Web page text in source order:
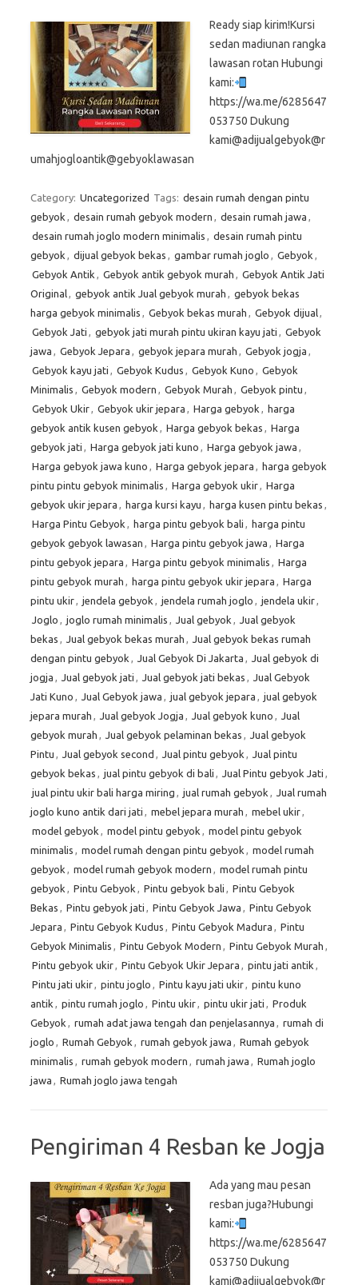
Ready siap kirim!Kursi
sedan madiunan rangka
lawasan rotan Hubungi
kami:
https://wa.me/6285647
053750 Dukung
kami@adijualgebyok@r
umahjogloantik@gebyoklawasan
Category: Uncategorized Tags: desain rumah dengan pintu
gebyok , desain rumah gebyok modern , desain rumah jawa ,
desain rumah joglo modern minimalis , desain rumah pintu
gebyok , dijual gebyok bekas , gambar rumah joglo , Gebyok ,
Gebyok Antik , Gebyok antik gebyok murah , Gebyok Antik Jati
Original, gebyok antik Jual gebyok murah , gebyok bekas
harga gebyok minimalis , Gebyok bekas murah , Gebyok dijual,
Gebyok Jati , gebyok jati murah pintu ukiran kayu jati , Gebyok
jawa , Gebyok Jepara , gebyok jepara murah , Gebyok jogja ,
Gebyok kayu jati , Gebyok Kudus , Gebyok Kuno , Gebyok
Minimalis , Gebyok modern , Gebyok Murah , Gebyok pintu ,
Gebyok Ukir, Gebyok ukir jepara , Harga gebyok , harga
gebyok antik kusen gebyok , Harga gebyok bekas , Harga
gebyok jati , Harga gebyok jati kuno , Harga gebyok jawa ,
Harga gebyok jawa kuno , Harga gebyok jepara , harga gebyok
pintu pintu gebyok minimalis , Harga gebyok ukir, Harga
gebyok ukir jepara , harga kursi kayu , harga kusen pintu bekas ,
Harga Pintu Gebyok , harga pintu gebyok bali , harga pintu
gebyok gebyok lawasan , Harga pintu gebyok jawa , Harga
pintu gebyok jepara , Harga pintu gebyok minimalis , Harga
pintu gebyok murah , harga pintu gebyok ukir jepara , Harga
pintu ukir, jendela gebyok , jendela rumah joglo , jendela ukir,
Joglo , joglo rumah minimalis , Jual gebyok , Jual gebyok
bekas , Jual gebyok bekas murah , Jual gebyok bekas rumah
dengan pintu gebyok , Jual Gebyok Di Jakarta , Jual gebyok di
jogja , Jual gebyok jati , Jual gebyok jati bekas , Jual Gebyok
Jati Kuno , Jual Gebyok jawa , jual gebyok jepara , jual gebyok
jepara murah , Jual gebyok Jogja , Jual gebyok kuno , Jual
gebyok murah , Jual gebyok pelaminan bekas , Jual gebyok
Pintu , Jual gebyok second , Jual pintu gebyok , Jual pintu
gebyok bekas , jual pintu gebyok di bali , Jual Pintu gebyok Jati ,
jual pintu ukir bali harga miring , jual rumah gebyok , Jual rumah
joglo kuno antik dari jati , mebel jepara murah , mebel ukir,
model gebyok , model pintu gebyok , model pintu gebyok
minimalis , model rumah dengan pintu gebyok , model rumah
gebyok , model rumah gebyok modern , model rumah pintu
gebyok , Pintu Gebyok , Pintu gebyok bali , Pintu Gebyok
Bekas , Pintu gebyok jati , Pintu Gebyok Jawa , Pintu Gebyok
Jepara , Pintu Gebyok Kudus , Pintu Gebyok Madura , Pintu
Gebyok Minimalis , Pintu Gebyok Modern , Pintu Gebyok Murah ,
Pintu gebyok ukir, Pintu Gebyok Ukir Jepara , pintu jati antik ,
Pintu jati ukir, pintu joglo , Pintu kayu jati ukir, pintu kuno
antik , pintu rumah joglo , Pintu ukir, pintu ukir jati , Produk
Gebyok , rumah adat jawa tengah dan penjelasannya , rumah di
joglo , Rumah Gebyok , rumah gebyok jawa , Rumah gebyok
minimalis , rumah gebyok modern , rumah jawa , Rumah joglo
jawa , Rumah joglo jawa tengah
Pengiriman 4 Resban ke Jogja
Ada yang mau pesan
resban juga?Hubungi
kami:
https://wa.me/6285647
053750 Dukung
kami@adijualgebyok@r